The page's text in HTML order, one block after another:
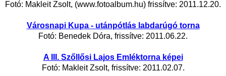
Fotó: Makleit Zsolt, (www.fotoalbum.hu) frissítve: 2011.12.20.
Városnapi Kupa - utánpótlás labdarúgó torna
Fotó: Benedek Dóra, frissítve: 2011.06.22.
A III. Szőllősi Lajos Emléktorna képei
Fotó: Makleit Zsolt, frissítve: 2011.02.07.